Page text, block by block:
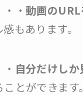
・・動画のURL
もあります。
自分だけし
とができます。